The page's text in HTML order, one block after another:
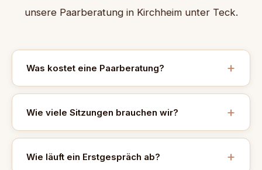
unsere Paarberatung in Kirchheim unter Teck.
Was kostet eine Paarberatung?
Wie viele Sitzungen brauchen wir?
Wie läuft ein Erstgespräch ab?